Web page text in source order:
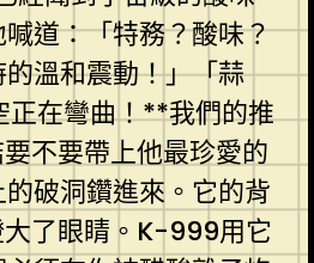
道：「特務？酸味？
溫和震動！」「蒜
正在彎曲！**我們的推
不要帶上他最珍愛的
破洞鑽進來。它的背
了眼睛。K-999用它